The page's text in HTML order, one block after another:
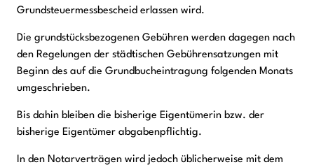
Grundsteuermessbescheid erlassen wird.
Die grundstücksbezogenen Gebühren werden dagegen nach
den Regelungen der städtischen Gebührensatzungen mit
Beginn des auf die Grundbucheintragung folgenden Monats
umgeschrieben.
Bis dahin bleiben die bisherige Eigentümerin bzw. der
bisherige Eigentümer abgabenpflichtig.
In den Notarverträgen wird jedoch üblicherweise mit dem